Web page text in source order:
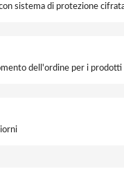
sistema di protezione
dell'ordine per i prodotti